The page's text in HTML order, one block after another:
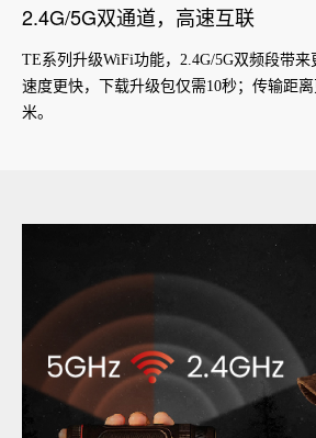
2.4G/5G双通道，高速互联
TE系列升级WiFi功能，2.4G/5G双频段带
速度更快，下载升级包仅需10秒；传输距
米。